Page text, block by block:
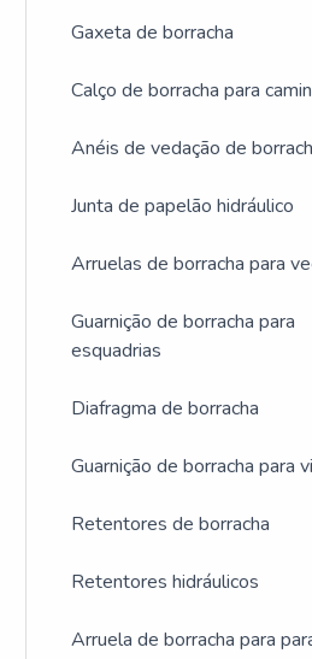
Gaxeta de borracha
Calço de borracha para
Anéis de vedação de
Junta de papelão hidráulico
Arruelas de borracha para
Guarnição de borracha para
esquadrias
Diafragma de borracha
Guarnição de borracha para
Retentores de borracha
Retentores hidráulicos
Arruela de borracha para